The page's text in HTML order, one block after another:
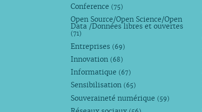
Conference (75)
Open Source/Open Science/Open
Data /Données libres et ouvertes
(71)
Entreprises (69)
Innovation (68)
Informatique (67)
Sensibilisation (65)
Souveraineté numérique (59)